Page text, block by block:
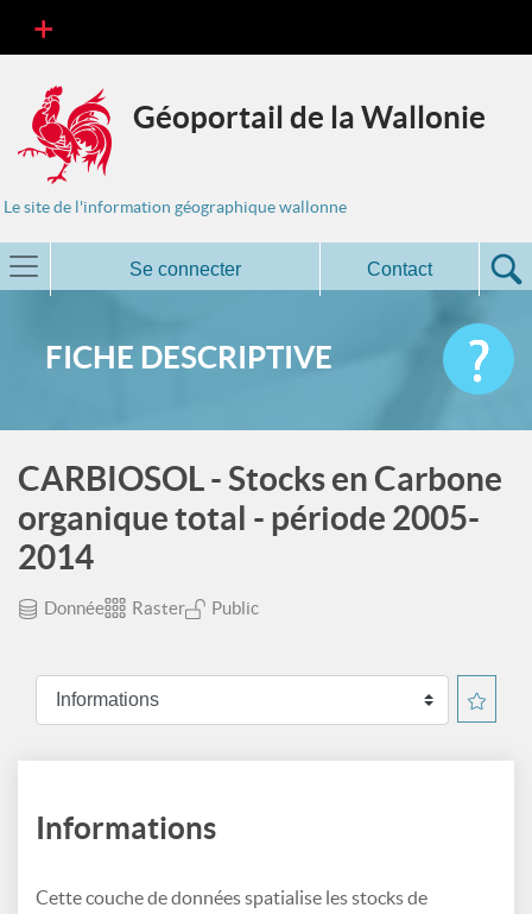
Géoportail de la Wallonie
Le site de l'information géographique wallonne
Se connecter Contact
FICHE DESCRIPTIVE
CARBIOSOL - Stocks en Carbone
organique total - période 2005-
2014
Donnée Raster Public
Informations
Cette couche de données spatialise les stocks de